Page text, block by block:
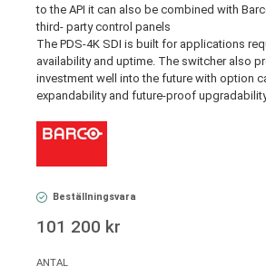
to the API it can also be combined with
third- party control panels
The PDS-4K SDI is built for applications
availability and uptime. The switcher also
investment well into the future with option
expandability and future-proof
Beställningsvara
101 200 kr
ANTAL